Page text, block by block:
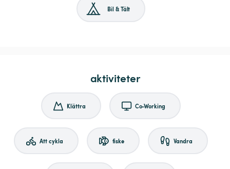
Bil & Tält
aktiviteter
Klättra Co-Working
Att cykla fiske Vandra